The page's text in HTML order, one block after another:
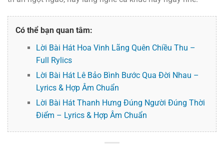
Có thể bạn quan tâm:
Lời Bài Hát Hoa Vinh Lãng Quên Chiều Thu –
Full Rylics
Lời Bài Hát Lê Bảo Bình Bước Qua Đời Nhau –
Lyrics & Hợp Âm Chuẩn
Lời Bài Hát Thanh Hưng Đúng Người Đúng Thời
Điểm – Lyrics & Hợp Âm Chuẩn